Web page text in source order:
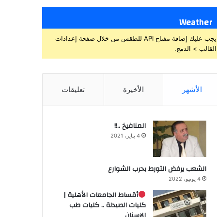
Weather
يجب عليك إضافة مفتاح API للطقس من خلال صفحة إعدادات
القالب > الدمج.
الأشهر الأخيرة تعليقات
المنافيخ ..!!
4 يناير، 2021
الشعب يرفض التورط بحرب الشوارع
4 يونيو، 2022
أقساط الجامعات الأهلية |
كليات الصيدلة .. كليات طب